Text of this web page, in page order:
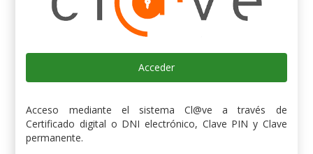
Acceder
Acceso mediante el sistema Cl@ve a través de
Certificado digital o DNI electrónico, Clave PIN y Clave
permanente.